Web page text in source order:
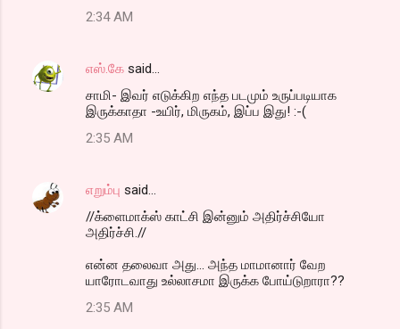
2:34 AM
எஸ்.கே said…
சாமி- இவர் எடுக்கிற எந்த படமும் உருப்படியாக
இருக்காதா -உயிர், மிருகம், இப்ப இது! :-(
2:35 AM
எறும்பு said…
//க்ளைமாக்ஸ் காட்சி இன்னும் அதிர்ச்சியோ
அதிர்ச்சி.//
என்ன தலைவா அது... அந்த மாமானார் வேற
யாரோடவாது உல்லாசமா இருக்க போய்டுறாரா??
2:35 AM